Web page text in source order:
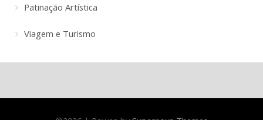
Patinação Artística
Viagem e Turismo